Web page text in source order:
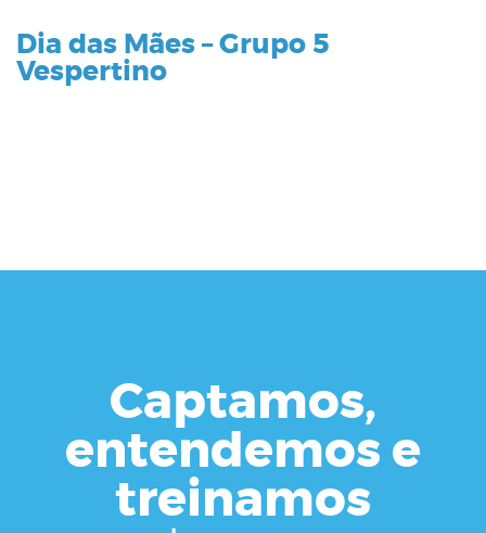
Dia das Mães – Grupo 5
Vespertino
Captamos,
entendemos e
treinamos